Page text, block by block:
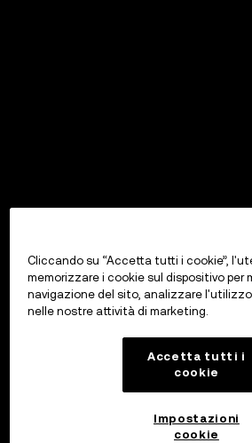
Cliccando su “Accetta tutti i cookie”,
memorizzare i cookie sul dispositivo per
navigazione del sito, analizzare
nelle nostre attività di marketing.
Accetta tutti i
cookie
Impostazioni
cookie